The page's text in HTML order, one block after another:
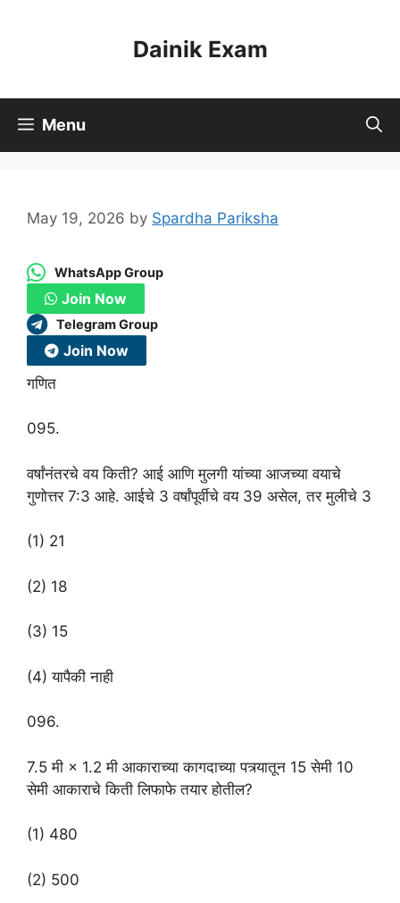
Dainik Exam
Menu
May 19, 2026 by Spardha Pariksha
WhatsApp Group
Join Now
Telegram Group
Join Now
गणित
095.
वर्षांनंतरचे वय किती? आई आणि मुलगी यांच्या आजच्या वयाचे
गुणोत्तर 7:3 आहे. आईचे 3 वर्षांपूर्वीचे वय 39 असेल, तर मुलीचे 3
(1) 21
(2) 18
(3) 15
(4) यापैकी नाही
096.
7.5 मी × 1.2 मी आकाराच्या कागदाच्या पत्र्यातून 15 सेमी 10
सेमी आकाराचे किती लिफाफे तयार होतील?
(1) 480
(2) 500